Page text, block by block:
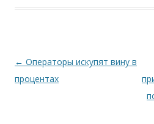
Навигация
по
← Операторы искупят вину в
процентах